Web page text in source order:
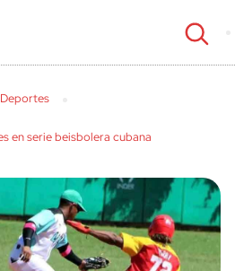
Deportes
en serie beisbolera cubana